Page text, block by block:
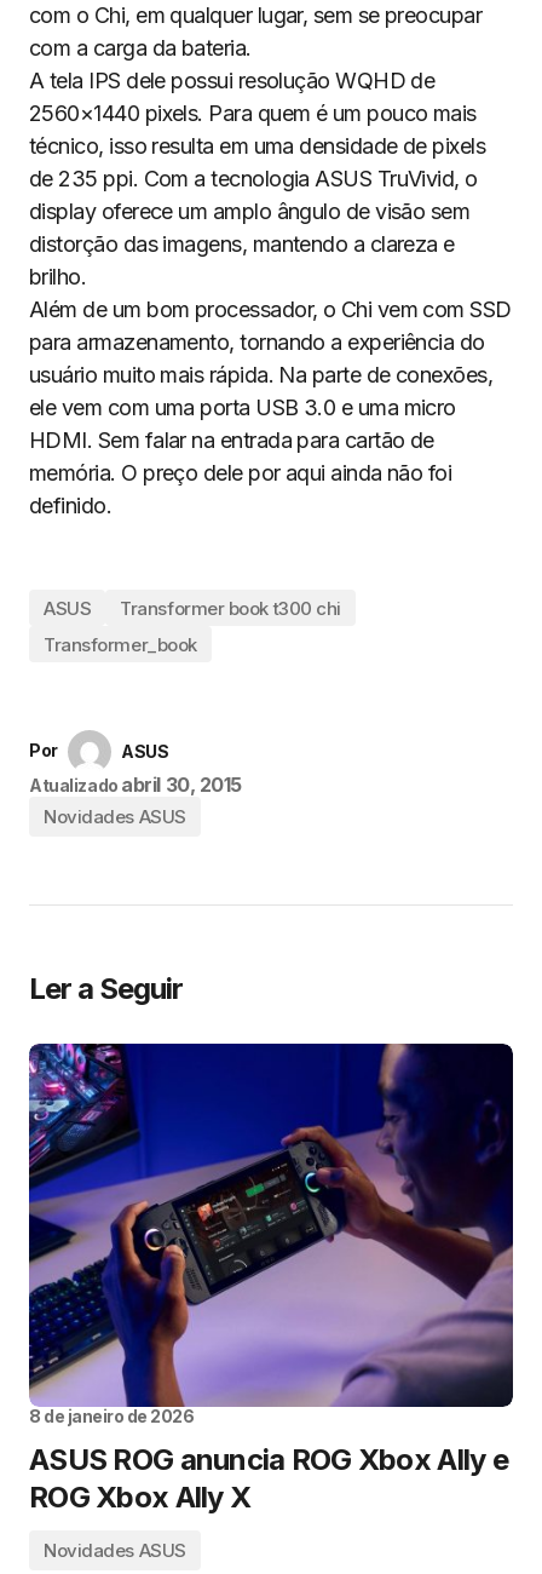
com o Chi, em qualquer lugar, sem se preocupar
com a carga da bateria.
A tela IPS dele possui resolução WQHD de
2560×1440 pixels. Para quem é um pouco mais
técnico, isso resulta em uma densidade de pixels
de 235 ppi. Com a tecnologia ASUS TruVivid, o
display oferece um amplo ângulo de visão sem
distorção das imagens, mantendo a clareza e
brilho.
Além de um bom processador, o Chi vem com SSD
para armazenamento, tornando a experiência do
usuário muito mais rápida. Na parte de conexões,
ele vem com uma porta USB 3.0 e uma micro
HDMI. Sem falar na entrada para cartão de
memória. O preço dele por aqui ainda não foi
definido.
ASUS
Transformer book t300 chi
Transformer_book
Por
ASUS
Atualizado abril 30, 2015
Novidades ASUS
Ler a Seguir
8 de janeiro de 2026
ASUS ROG anuncia ROG Xbox Ally e
ROG Xbox Ally X
Novidades ASUS